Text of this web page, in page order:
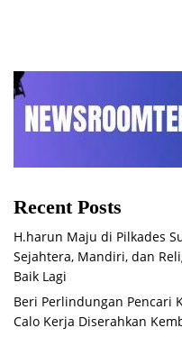
Recent Posts
H.harun Maju di Pilkades
Sejahtera, Mandiri, dan
Baik Lagi
Beri Perlindungan Pencari
Calo Kerja Diserahkan